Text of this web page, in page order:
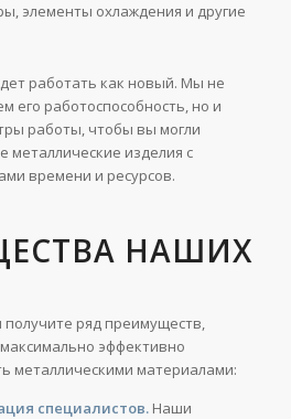
элементы охлаждения и другие
работать как новый. Мы не
его работоспособность, но и
работы, чтобы вы могли
металлические изделия с
времени и ресурсов.
НАШИХ
ряд преимуществ,
эффективно
металлическими материалами:
специалистов.Наши